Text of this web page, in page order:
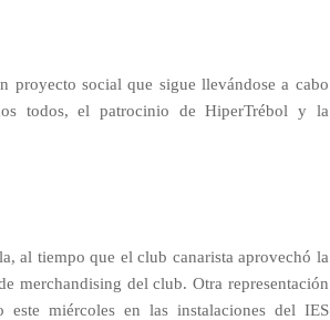
proyecto social que sigue llevándose a cabo
todos, el patrocinio de HiperTrébol y la
al tiempo que el club canarista aprovechó la
merchandising del club. Otra representación
miércoles en las instalaciones del IES